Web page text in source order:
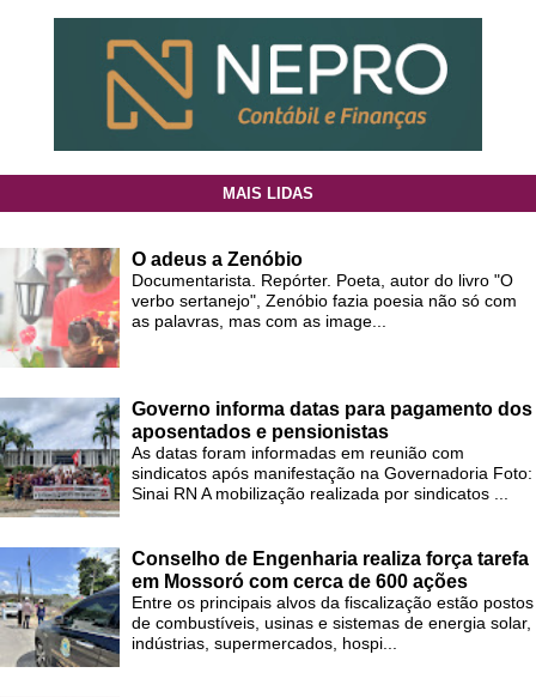
MAIS LIDAS
O adeus a Zenóbio
Documentarista. Repórter. Poeta, autor do livro "O
verbo sertanejo", Zenóbio fazia poesia não só com
as palavras, mas com as image...
Governo informa datas para pagamento dos
aposentados e pensionistas
As datas foram informadas em reunião com
sindicatos após manifestação na Governadoria Foto:
Sinai RN A mobilização realizada por sindicatos ...
Conselho de Engenharia realiza força tarefa
em Mossoró com cerca de 600 ações
Entre os principais alvos da fiscalização estão postos
de combustíveis, usinas e sistemas de energia solar,
indústrias, supermercados, hospi...